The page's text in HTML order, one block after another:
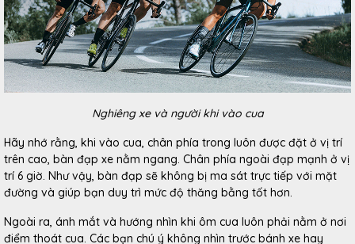
Nghiêng xe và người khi vào cua
Hãy nhớ rằng, khi vào cua, chân phía trong luôn được đặt ở vị trí
trên cao, bàn đạp xe nằm ngang. Chân phía ngoài đạp mạnh ở vị
trí 6 giờ. Như vậy, bàn đạp sẽ không bị ma sát trực tiếp với mặt
đường và giúp bạn duy trì mức độ thăng bằng tốt hơn.
Ngoài ra, ánh mắt và hướng nhìn khi ôm cua luôn phải nằm ở nơi
điểm thoát cua. Các bạn chú ý không nhìn trước bánh xe hay